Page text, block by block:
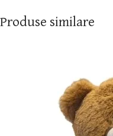
Produse similare